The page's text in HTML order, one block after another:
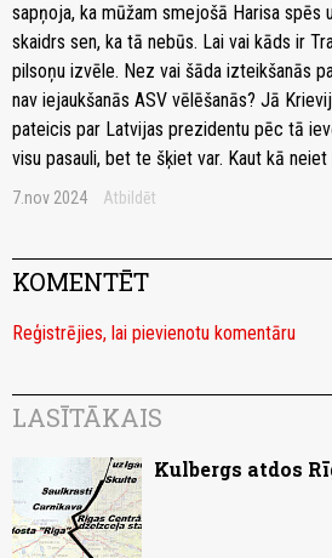
sapņoja, ka mūžam smejošā Harisa spēs
skaidrs sen, ka tā nebūs. Lai vai kāds ir
pilsoņu izvēle. Nez vai šāda izteikšanās
nav iejaukšanās ASV vēlēšanās? Jā
pateicis par Latvijas prezidentu pēc tā
visu pasauli, bet te šķiet var. Kaut kā neiet
7.nov 2024 Atbildēt
KOMENTĒT
Reģistrējies, lai pievienotu komentāru
LASĪTĀKAIS
Kulbergs atdos